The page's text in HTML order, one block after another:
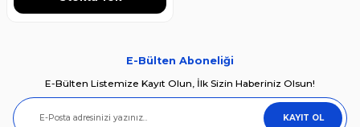
60,25 TL
E-Bülten Aboneliği
E-Bülten Listemize Kayıt Olun, İlk Sizin Haberiniz Olsun!
KAYIT OL